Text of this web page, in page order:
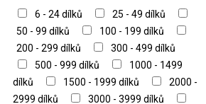
Czes Pachela
Dominic
Doro Göbel
Degas
Edouard Manet
Edouard Shlyakhtin
Edvard
Eugene Bidau
Fiona
6 - 24 dílků
25 - 49 dílků
50 - 99 dílků
100 - 199 dílků
200 - 299 dílků
300 - 499 dílků
500 - 999 dílků
1000 - 1499
dílků
1500 - 1999 dílků
2000 -
2999 dílků
3000 - 3999 dílků